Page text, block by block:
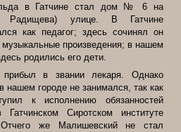
в Гатчине стал дом № 6 на
Радищева) улице. В Гатчине
как педагог; здесь сочинял он
произведения; в нашем
родились его дети.
в звании лекаря. Однако
нашем городе не занимался, так как
к исполнению обязанностей
Гатчинском Сиротском институте
же Малишевский не стал